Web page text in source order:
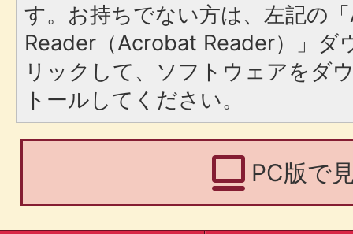
す。お持ちでない方は、左記の
Reader（Acrobat Reader）」ダ
リックして、ソフトウェアをダ
トールしてください。
PC版で